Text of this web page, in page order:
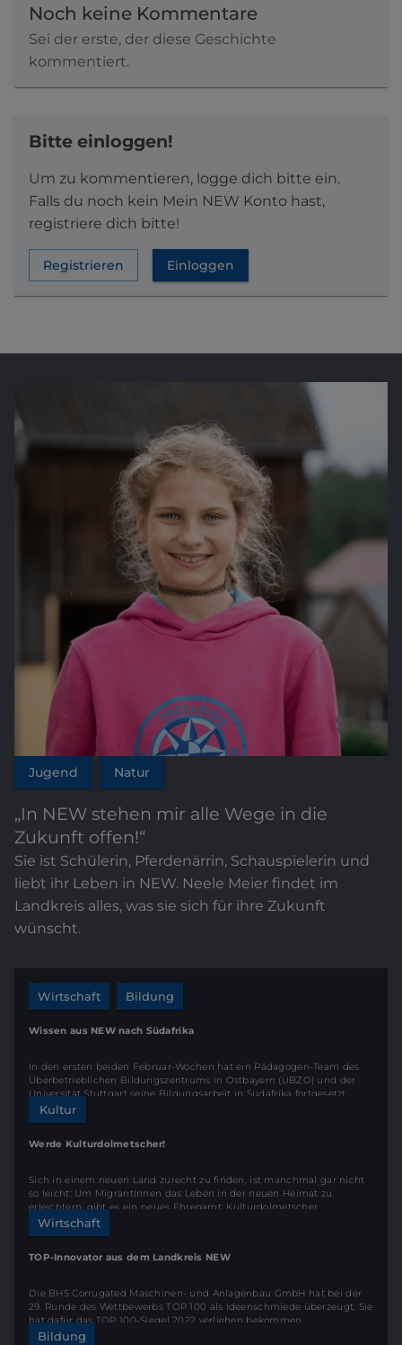
Noch keine Kommentare
Sei der erste, der diese Geschichte
kommentiert.
Bitte einloggen!
Um zu kommentieren, logge dich bitte ein.
Falls du noch kein Mein NEW Konto hast,
registriere dich bitte!
Registrieren Einloggen
Jugend Natur
„In NEW stehen mir alle Wege in die
Zukunft offen!“
Sie ist Schülerin, Pferdenärrin, Schauspielerin und
liebt ihr Leben in NEW. Neele Meier findet im
Landkreis alles, was sie sich für ihre Zukunft
wünscht.
Wirtschaft Bildung
Wissen aus NEW nach Südafrika
In den ersten beiden Februar-Wochen hat ein Pädagogen-Team des
Überbetrieblichen Bildungszentrums in Ostbayern (ÜBZO) und der
Universität Stuttgart seine Bildungsarbeit in Südafrika fortgesetzt.
Kultur
Werde Kulturdolmetscher!
Sich in einem neuen Land zurecht zu finden, ist manchmal gar nicht
so leicht: Um MigrantInnen das Leben in der neuen Heimat zu
erleichtern, gibt es ein neues Ehrenamt: Kulturdolmetscher.
Wirtschaft
TOP-Innovator aus dem Landkreis NEW
Die BHS Corrugated Maschinen- und Anlagenbau GmbH hat bei der
29. Runde des Wettbewerbs TOP 100 als Ideenschmiede überzeugt. Sie
hat dafür das TOP 100-Siegel 2022 verliehen bekommen.
Bildung